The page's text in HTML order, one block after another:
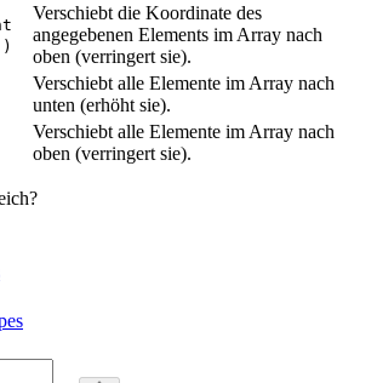
Verschiebt die Koordinate des
angegebenen Elements im Array nach
oben (verringert sie).
Verschiebt alle Elemente im Array nach
unten (erhöht sie).
Verschiebt alle Elemente im Array nach
oben (verringert sie).